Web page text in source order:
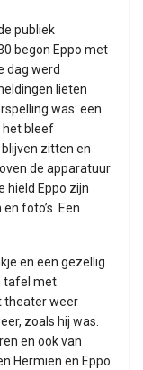
publiek
begon Eppo met
dag werd
lieten
was: een
het bleef
zitten en
de apparatuur
hield Eppo zijn
foto’s. Een
en een gezellig
tafel met
theater weer
zoals hij was.
en ook van
Hermien en Eppo